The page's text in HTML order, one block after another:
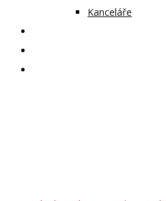
Kanceláře